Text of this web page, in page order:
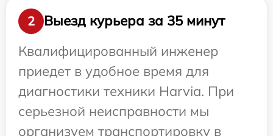
2
Выезд курьера за 35 минут
Квалифицированный инженер
приедет в удобное время для
диагностики техники Harvia. При
серьезной неисправности мы
организуем транспортировку в